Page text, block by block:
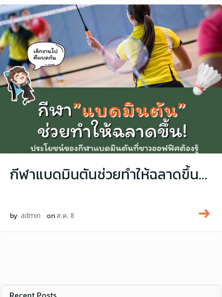
กีฬาแบดมินตันช่วยทำให้ฉลาดขึ้นจริงไหม ? และประโยชน์ที่ชาวออฟฟิศต้องรู้!
by admin on ส.ค. 8